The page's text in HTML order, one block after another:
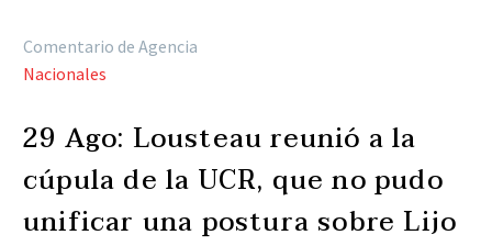
Comentario de Agencia
Nacionales
29 Ago: Lousteau reunió a la
cúpula de la UCR, que no pudo
unificar una postura sobre Lijo